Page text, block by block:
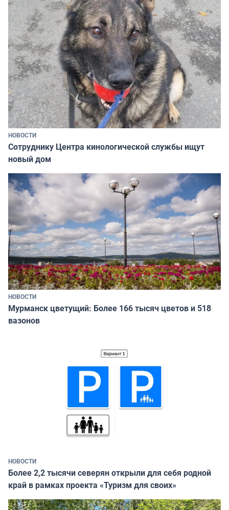
НОВОСТИ
Сотруднику Центра кинологической службы ищут
новый дом
НОВОСТИ
Мурманск цветущий: Более 166 тысяч цветов и 518
вазонов
НОВОСТИ
Более 2,2 тысячи северян открыли для себя родной
край в рамках проекта «Туризм для своих»